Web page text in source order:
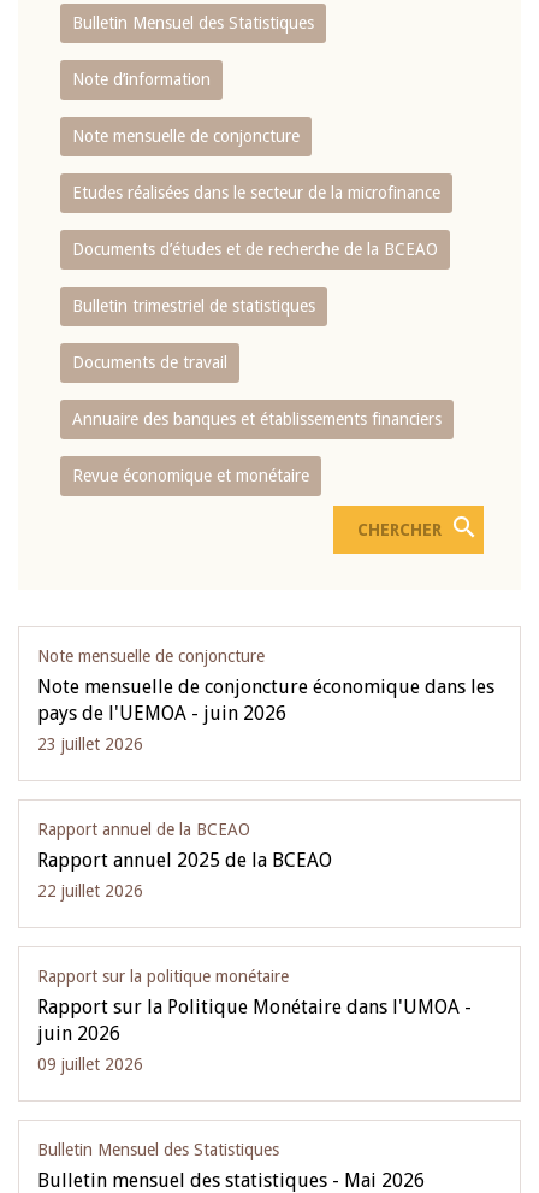
Bulletin Mensuel des Statistiques
Note d’information
Note mensuelle de conjoncture
Etudes réalisées dans le secteur de la microfinance
Documents d’études et de recherche de la BCEAO
Bulletin trimestriel de statistiques
Documents de travail
Annuaire des banques et établissements financiers
Revue économique et monétaire
Note mensuelle de conjoncture
Note mensuelle de conjoncture économique dans les
pays de l'UEMOA - juin 2026
23 juillet 2026
Rapport annuel de la BCEAO
Rapport annuel 2025 de la BCEAO
22 juillet 2026
Rapport sur la politique monétaire
Rapport sur la Politique Monétaire dans l'UMOA -
juin 2026
09 juillet 2026
Bulletin Mensuel des Statistiques
Bulletin mensuel des statistiques - Mai 2026